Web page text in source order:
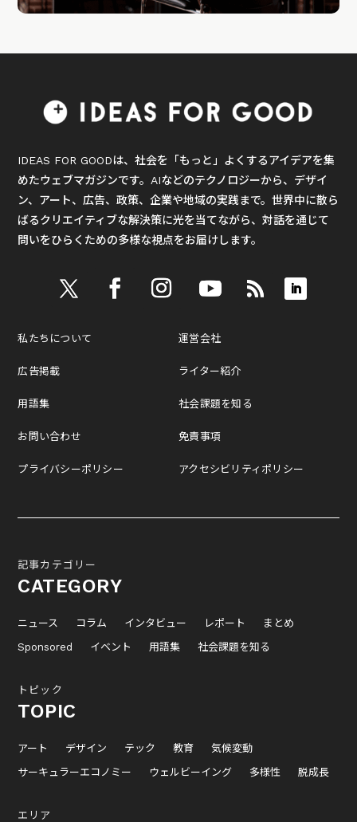
IDEAS FOR GOODは、社会を「もっと」よくするアイデアを集
めたウェブマガジンです。AIなどのテクノロジーから、デザイ
ン、アート、広告、政策、企業や地域の実践まで。世界中に散ら
ばるクリエイティブな解決策に光を当てながら、対話を通じて
問いをひらくための多様な視点をお届けします。
私たちについて
広告掲載
用語集
お問い合わせ
プライバシーポリシー
運営会社
ライター紹介
社会課題を知る
免責事項
アクセシビリティポリシー
記事カテゴリー
CATEGORY
ニュース コラム インタビュー レポート
まとめ
Sponsored
イベント 用語集 社会課題を知る
トピック
TOPIC
アート デザイン テック 教育
気候変動
サーキュラーエコノミー
ウェルビーイング 多様性 脱成長
エリア